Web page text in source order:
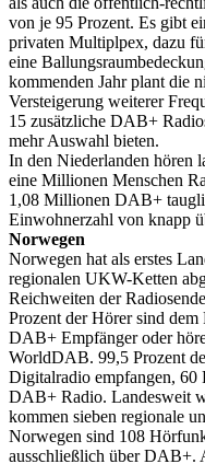
von je 95 Prozent. Es gibt
privaten Multiplpex, dazu
eine
kommenden Jahr plant die
Versteigerung weiterer
15 zusätzliche DAB+
mehr Auswahl bieten.
In den Niederlanden hören
eine Millionen Menschen
1,08 Millionen DAB+
Einwohnerzahl von knapp
Norwegen
Norwegen hat als erstes
regionalen UKW-Ketten
Reichweiten der
Prozent der Hörer sind
DAB+ Empfänger oder
WorldDAB. 99,5 Prozent
Digitalradio empfangen, 60
DAB+ Radio. Landesweit
kommen sieben regionale
Norwegen sind 108
ausschließlich über DAB+.